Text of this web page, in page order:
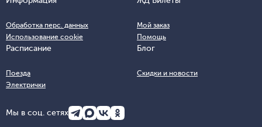
Обработка перс. данных
Использование cookie
Мой заказ
Помощь
Расписание
Поезда
Электрички
Блог
Скидки и новости
Мы в соц. сетях